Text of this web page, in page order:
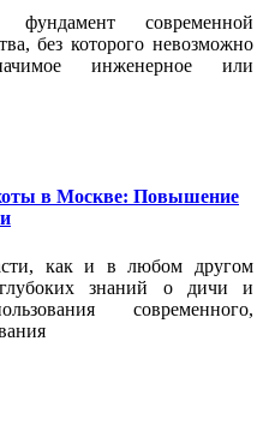
современной
без которого невозможно
инженерное или
в Москве: Повышение
как и в любом другом
знаний о дичи и
современного,